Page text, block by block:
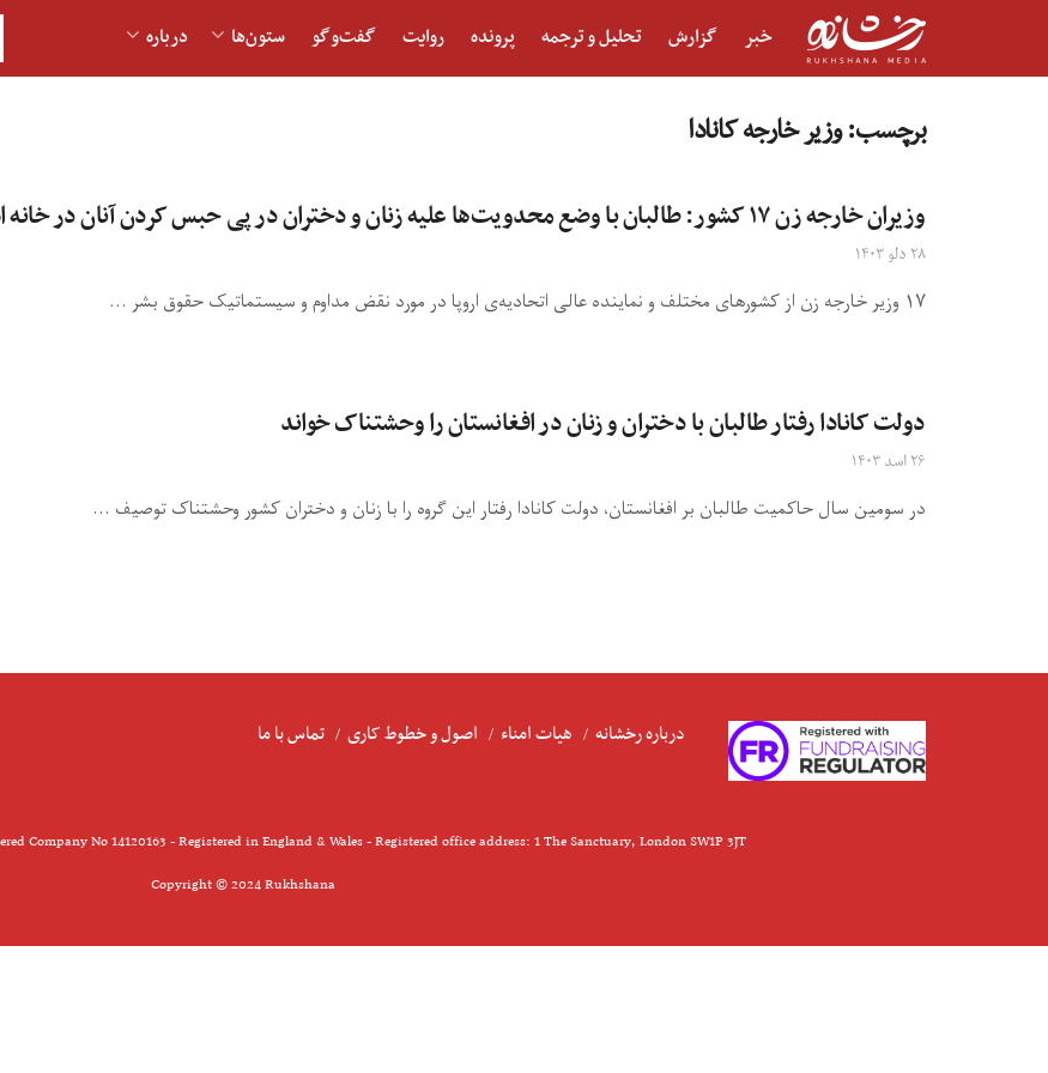
خبر گزارش تحلیل و ترجمه پرونده روایت گفت‌و‎گو ستون‌ها درباره
برچسب:وزیر خارجه کانادا
وزیران خارجه زن ۱۷ کشور: طالبان با وضع محدویت‌ها علیه زنان و دختران در پی حبس کردن آنان در خانه است
۲۸ دلو ۱۴۰۳
۱۷ وزیر خارجه زن از کشورهای مختلف و نماینده‌ عالی اتحادیه‌ی اروپا در مورد نقض مداوم و سیستماتیک حقوق بشر ...
دولت کانادا رفتار طالبان با دختران و زنان در افغانستان را وحشتناک خواند
۲۶ اسد ۱۴۰۳
در سومین سال حاکمیت طالبان بر افغانستان، دولت کانادا رفتار این گروه را با زنان و دختران کشور وحشتناک توصیف ...
درباره رخشانه هیات امناء اصول و خطوط کاری تماس با ما
Company No 14120163 - Registered in England & Wales - Registered office address: 1 The Sanctuary, London SW1P 3JT
Copyright © 2024 Rukhshana